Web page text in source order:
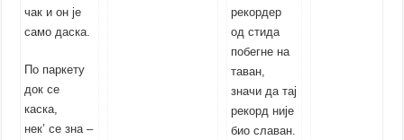
чак и он је
само даска.
По паркету
док се
каска,
нек’ се зна –
рекордер
од стида
побегне на
таван,
значи да тај
рекорд није
био славан.